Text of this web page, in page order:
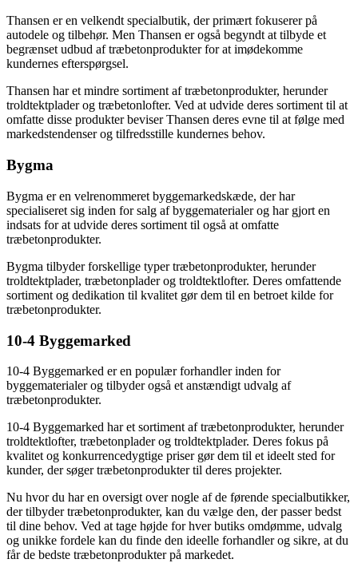
Thansen er en velkendt specialbutik, der primært fokuserer på
autodele og tilbehør. Men Thansen er også begyndt at tilbyde et
begrænset udbud af træbetonprodukter for at imødekomme
kundernes efterspørgsel.
Thansen har et mindre sortiment af træbetonprodukter, herunder
troldtektplader og træbetonlofter. Ved at udvide deres sortiment til at
omfatte disse produkter beviser Thansen deres evne til at følge med
markedstendenser og tilfredsstille kundernes behov.
Bygma
Bygma er en velrenommeret byggemarkedskæde, der har
specialiseret sig inden for salg af byggematerialer og har gjort en
indsats for at udvide deres sortiment til også at omfatte
træbetonprodukter.
Bygma tilbyder forskellige typer træbetonprodukter, herunder
troldtektplader, træbetonplader og troldtektlofter. Deres omfattende
sortiment og dedikation til kvalitet gør dem til en betroet kilde for
træbetonprodukter.
10-4 Byggemarked
10-4 Byggemarked er en populær forhandler inden for
byggematerialer og tilbyder også et anstændigt udvalg af
træbetonprodukter.
10-4 Byggemarked har et sortiment af træbetonprodukter, herunder
troldtektlofter, træbetonplader og troldtektplader. Deres fokus på
kvalitet og konkurrencedygtige priser gør dem til et ideelt sted for
kunder, der søger træbetonprodukter til deres projekter.
Nu hvor du har en oversigt over nogle af de førende specialbutikker,
der tilbyder træbetonprodukter, kan du vælge den, der passer bedst
til dine behov. Ved at tage højde for hver butiks omdømme, udvalg
og unikke fordele kan du finde den ideelle forhandler og sikre, at du
får de bedste træbetonprodukter på markedet.